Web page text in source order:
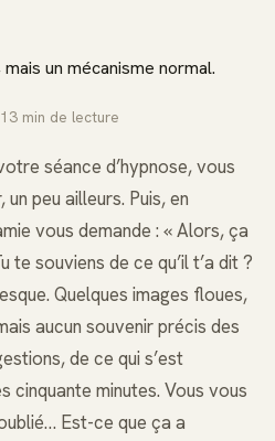
un mécanisme normal.
13 min de lecture
séance d’hypnose, vous
peu ailleurs. Puis, en
vous demande : « Alors, ça
te souviens de ce qu’il t’a dit ?
Quelques images floues,
aucun souvenir précis des
de ce qui s’est
cinquante minutes. Vous vous
Est-ce que ça a